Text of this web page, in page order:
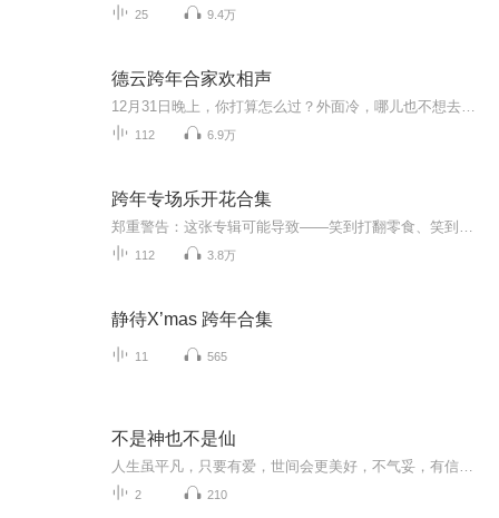
25 9.4万
德云跨年合家欢相声
112 6.9万
跨年专场乐开花合集
112 3.8万
静待X’mas 跨年合集
11 565
不是神也不是仙
2 210